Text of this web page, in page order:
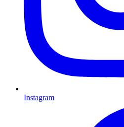
Instagram